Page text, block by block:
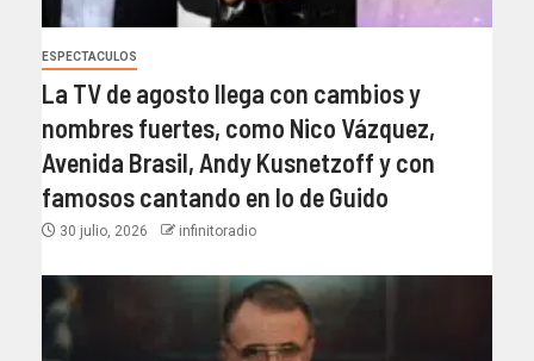
ESPECTACULOS
La TV de agosto llega con cambios y
nombres fuertes, como Nico Vázquez,
Avenida Brasil, Andy Kusnetzoff y con
famosos cantando en lo de Guido
30 julio, 2026 infinitoradio